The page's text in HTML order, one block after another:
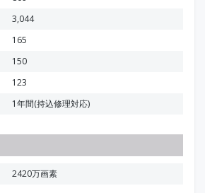
3,044
165
150
123
1年間(持込修理対応)
2420万画素